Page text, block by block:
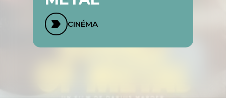
CINÉMA